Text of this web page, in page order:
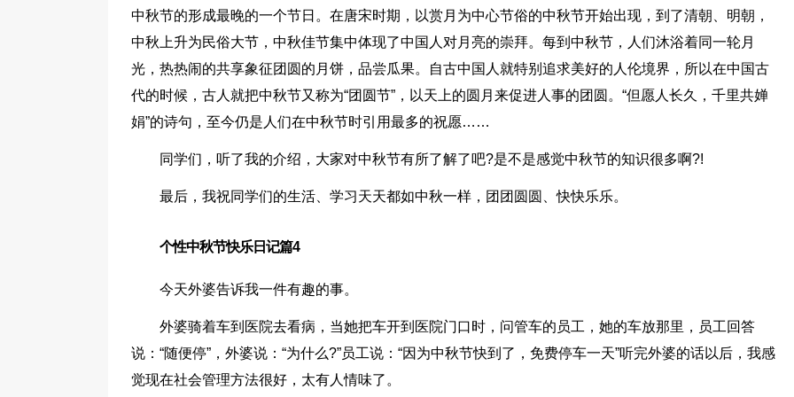
中秋节的形成最晚的一个节日。在唐宋时期，以赏月为中心节俗的中秋节开始出现，到了清朝、明朝，
中秋上升为民俗大节，中秋佳节集中体现了中国人对月亮的崇拜。每到中秋节，人们沐浴着同一轮月
光，热热闹的共享象征团圆的月饼，品尝瓜果。自古中国人就特别追求美好的人伦境界，所以在中国古
代的时候，古人就把中秋节又称为“团圆节”，以天上的圆月来促进人事的团圆。“但愿人长久，千里共婵
娟”的诗句，至今仍是人们在中秋节时引用最多的祝愿……
同学们，听了我的介绍，大家对中秋节有所了解了吧?是不是感觉中秋节的知识很多啊?!
最后，我祝同学们的生活、学习天天都如中秋一样，团团圆圆、快快乐乐。
个性中秋节快乐日记篇4
今天外婆告诉我一件有趣的事。
外婆骑着车到医院去看病，当她把车开到医院门口时，问管车的员工，她的车放那里，员工回答
说：“随便停”，外婆说：“为什么?”员工说：“因为中秋节快到了，免费停车一天”听完外婆的话以后，我感
觉现在社会管理方法很好，太有人情味了。